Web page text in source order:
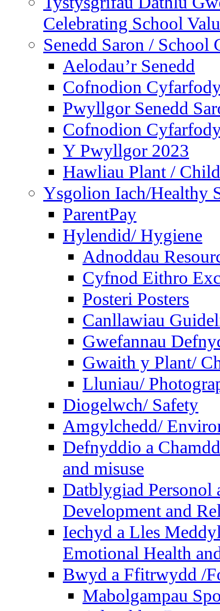
Celebrating School
Senedd Saron / School
Aelodau’r Senedd
Cofnodion
Pwyllgor Senedd
Cofnodion
Y Pwyllgor 2023
Hawliau Plant /
Ysgolion Iach/Healthy
ParentPay
Hylendid/ Hygiene
Adnoddau
Cyfnod Eithro
Posteri Posters
Canllawiau
Gwefannau
Gwaith y Plant/
Lluniau/
Diogelwch/ Safety
Amgylchedd/
Defnyddio a
and misuse
Datblygiad Personol
Development and
Iechyd a Lles
Emotional Health
Bwyd a Ffitrwydd /
Mabolgampau